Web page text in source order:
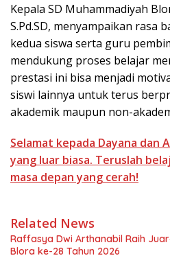
Kepala SD Muhammadiyah
S.Pd.SD, menyampaikan rasa
kedua siswa serta guru
mendukung proses belajar
prestasi ini bisa menjadi
siswi lainnya untuk terus
akademik maupun non-
Selamat kepada Dayana dan
yang luar biasa. Teruslah
masa depan yang cerah!
Related News
Raffasya Dwi Arthanabil Raih
Blora ke-28 Tahun 2026